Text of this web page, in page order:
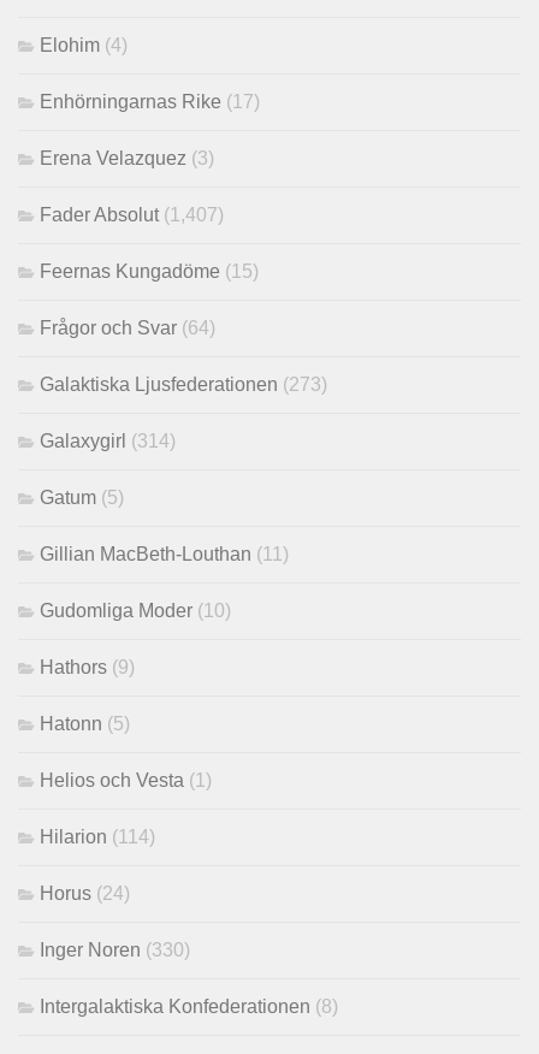
Elohim (4)
Enhörningarnas Rike (17)
Erena Velazquez (3)
Fader Absolut (1,407)
Feernas Kungadöme (15)
Frågor och Svar (64)
Galaktiska Ljusfederationen (273)
Galaxygirl (314)
Gatum (5)
Gillian MacBeth-Louthan (11)
Gudomliga Moder (10)
Hathors (9)
Hatonn (5)
Helios och Vesta (1)
Hilarion (114)
Horus (24)
Inger Noren (330)
Intergalaktiska Konfederationen (8)